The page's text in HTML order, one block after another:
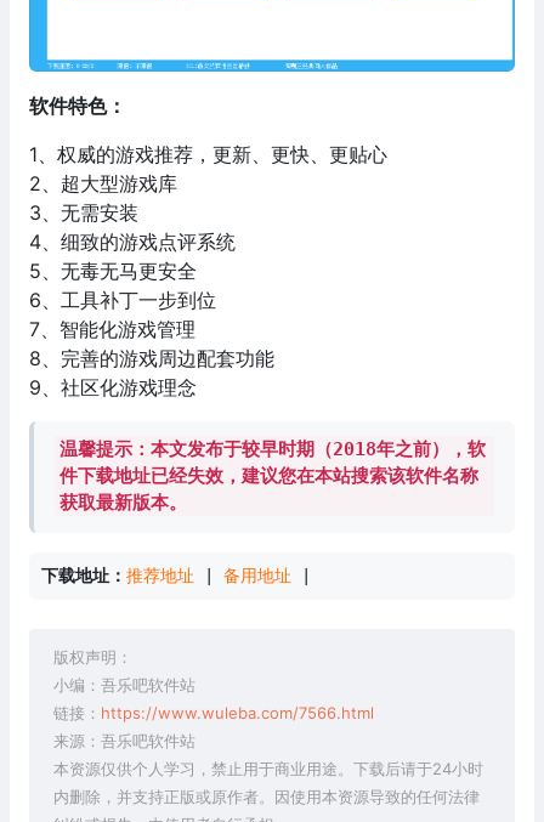
软件特色：
1、权威的游戏推荐，更新、更快、更贴心
2、超大型游戏库
3、无需安装
4、细致的游戏点评系统
5、无毒无马更安全
6、工具补丁一步到位
7、智能化游戏管理
8、完善的游戏周边配套功能
9、社区化游戏理念
温馨提示：本文发布于较早时期（2018年之前），软
件下载地址已经失效，建议您在本站搜索该软件名称
获取最新版本。
下载地址： 推荐地址 备用地址
版权声明：
小编：吾乐吧软件站
链接： https://www.wuleba.com/7566.html
来源：吾乐吧软件站
本资源仅供个人学习，禁止用于商业用途。下载后请于24小时
内删除，并支持正版或原作者。因使用本资源导致的任何法律